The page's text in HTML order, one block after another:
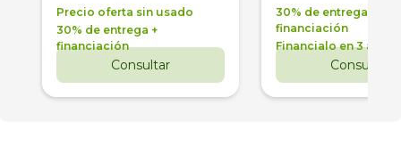
Precio oferta sin usado
30% de entrega +
financiación
Consultar
30% de entrega +
financiación
Financialo en 3 años
Consultar